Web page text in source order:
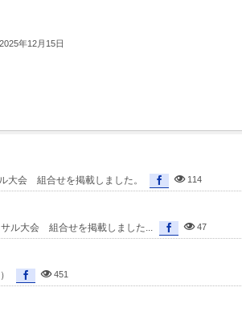
2025年12月15日
大会 組合せを掲載しました。 114
ル大会 組合せを掲載しました... 47
451